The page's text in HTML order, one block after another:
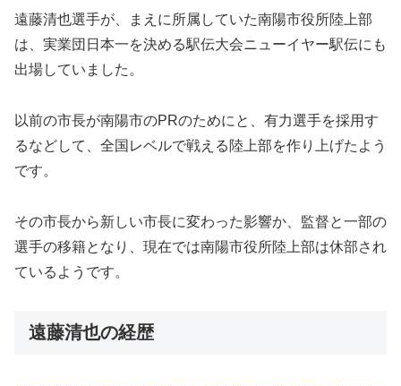
遠藤清也選手が、まえに所属していた南陽市役所陸上部
は、実業団日本一を決める駅伝大会ニューイヤー駅伝にも
出場していました。
以前の市長が南陽市のPRのためにと、有力選手を採用す
るなどして、全国レベルで戦える陸上部を作り上げたよう
です。
その市長から新しい市長に変わった影響か、監督と一部の
選手の移籍となり、現在では南陽市役所陸上部は休部され
ているようです。
遠藤清也の経歴